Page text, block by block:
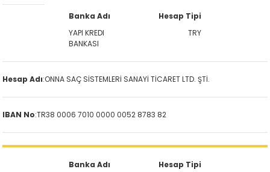
Banka Adı
YAPI KREDI
BANKASI
Hesap Tipi
TRY
Hesap Adı:ONNA SAÇ SİSTEMLERİ SANAYİ TİCARET LTD. ŞTİ.
IBAN No:TR38 0006 7010 0000 0052 8783 82
Banka Adı
Hesap Tipi